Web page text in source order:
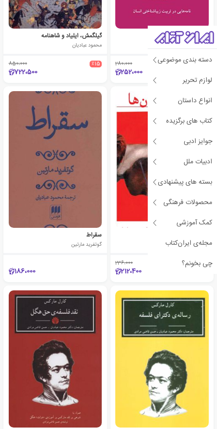
دسته بندی موضوعی
لوازم تحریر
انواع داستان
کتاب های برگزیده
جوایز ادبی
ادبیات ملل
بسته های پیشنهادی
محصولات فرهنگی
کمک آموزشی
مجله‌ی ایران‌کتاب
چی بخونم؟
آزادی و دولت فرزانگی
فریدریش شیلر
٪10 280،000
252،000
گیلگمش، ایلیاد و شاهنامه
محمود عبادیان
٪15 850،000
722،500
فرانتس فومان
٪10 236،000
212،400
سقراط
گوتفرید مارتین
186،000